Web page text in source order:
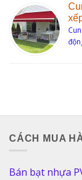
CÁCH MUA
Bán bạt nhựa